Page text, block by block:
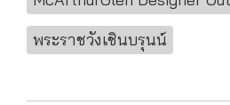
พระราชวังเชินบรุนน์